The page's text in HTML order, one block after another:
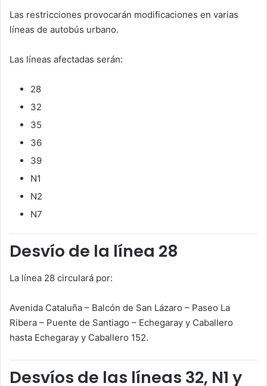
Las restricciones provocarán modificaciones en varias
líneas de autobús urbano.
Las líneas afectadas serán:
28
32
35
36
39
N1
N2
N7
Desvío de la línea 28
La línea 28 circulará por:
Avenida Cataluña – Balcón de San Lázaro – Paseo La
Ribera – Puente de Santiago – Echegaray y Caballero
hasta Echegaray y Caballero 152.
Desvíos de las líneas 32, N1 y